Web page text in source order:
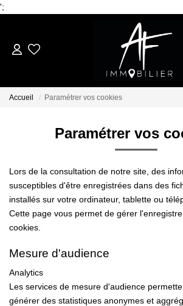
';
ACHETER
ESTIMER
NOTRE AGENCE
Qui Sommes Nous
Nos Services
Nos Actualités
Accueil Paramétrer vos cookies
Paramétrer vos
Lors de la consultation de notre site, des
susceptibles d'être enregistrées dans des
installés sur votre ordinateur, tablette ou
Cette page vous permet de gérer
cookies.
Mesure d'audience
Analytics
Les services de mesure d'audience
générer des statistiques anonymes et